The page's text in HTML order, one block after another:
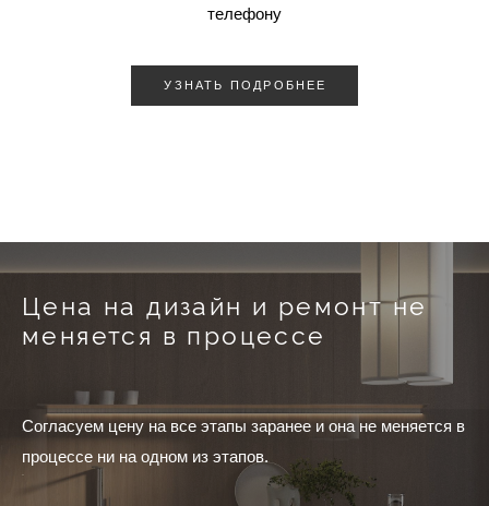
телефону
УЗНАТЬ ПОДРОБНЕЕ
Цена на дизайн и ремонт не
меняется в процессе
Согласуем цену на все этапы заранее и она не меняется в
процессе ни на одном из этапов.